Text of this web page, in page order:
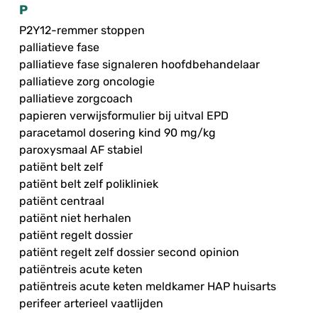
P
P2Y12-remmer stoppen
palliatieve fase
palliatieve fase signaleren hoofdbehandelaar
palliatieve zorg oncologie
palliatieve zorgcoach
papieren verwijsformulier bij uitval EPD
paracetamol dosering kind 90 mg/kg
paroxysmaal AF stabiel
patiënt belt zelf
patiënt belt zelf polikliniek
patiënt centraal
patiënt niet herhalen
patiënt regelt dossier
patiënt regelt zelf dossier second opinion
patiëntreis acute keten
patiëntreis acute keten meldkamer HAP huisarts
perifeer arterieel vaatlijden